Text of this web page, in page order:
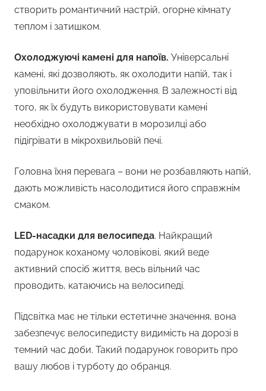
створить романтичний настрій, огорне кімнату
теплом і затишком.
Охолоджуючі камені для напоїв. Універсальні
камені, які дозволяють, як охолодити напій, так і
уповільнити його охолодження. В залежності від
того, як їх будуть використовувати камені
необхідно охолоджувати в морозилці або
підігрівати в мікрохвильовій печі.
Головна їхня перевага – вони не розбавляють напій,
дають можливість насолодитися його справжнім
смаком.
LED-насадки для велосипеда. Найкращий
подарунок коханому чоловікові, який веде
активний спосіб життя, весь вільний час
проводить, катаючись на велосипеді.
Підсвітка має не тільки естетичне значення, вона
забезпечує велосипедисту видимість на дорозі в
темний час доби. Такий подарунок говорить про
вашу любов і турботу до обранця.